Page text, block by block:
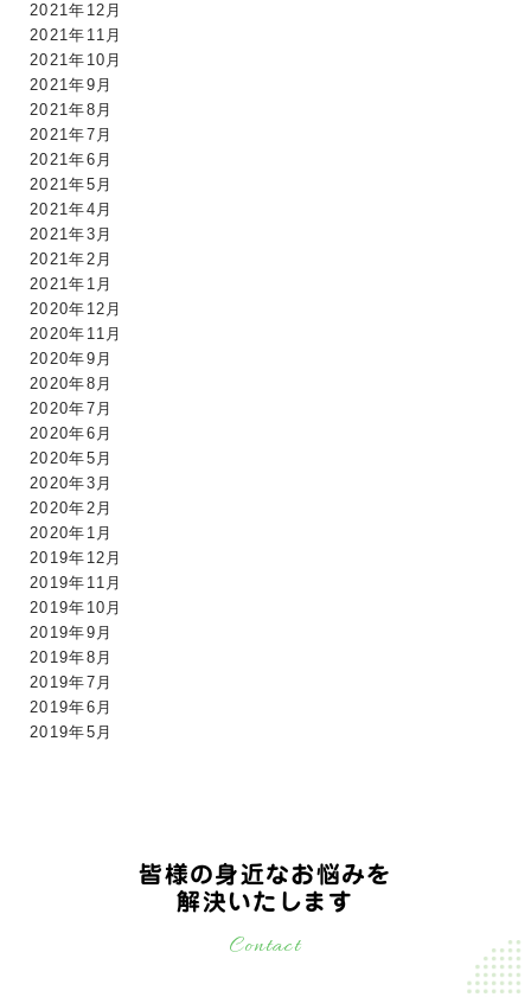
2021年12月
2021年11月
2021年10月
2021年9月
2021年8月
2021年7月
2021年6月
2021年5月
2021年4月
2021年3月
2021年2月
2021年1月
2020年12月
2020年11月
2020年9月
2020年8月
2020年7月
2020年6月
2020年5月
2020年3月
2020年2月
2020年1月
2019年12月
2019年11月
2019年10月
2019年9月
2019年8月
2019年7月
2019年6月
2019年5月
皆様の身近なお悩みを
解決いたします
Contact